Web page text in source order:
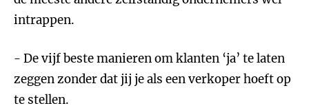
intrappen.
- De vijf beste manieren om klanten ‘ja’ te laten
zeggen zonder dat jij je als een verkoper hoeft op
te stellen.